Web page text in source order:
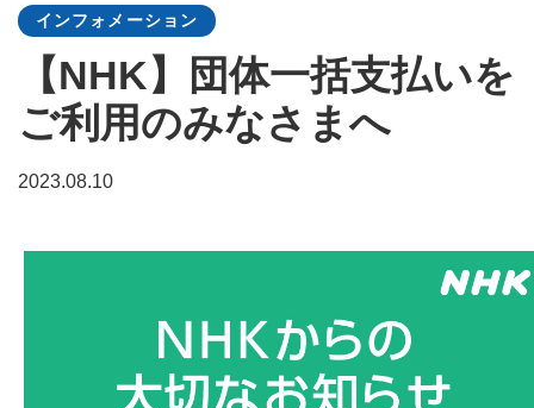
お問い合わせ
お申し込み
〒041-0801
0138-34-2525
〒950-1189
インフォメーション
【NHK】団体一括支払いを
ご利用のみなさまへ
2023.08.10